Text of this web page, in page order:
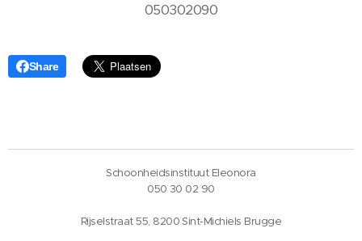
050302090
Share
Schoonheidsinstituut Eleonora
050 30 02 90
Rijselstraat 55, 8200 Sint-Michiels Brugge